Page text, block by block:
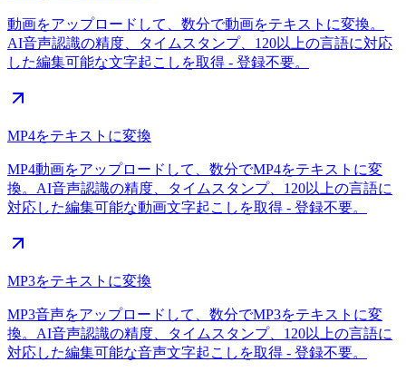
動画をアップロードして、数分で動画をテキストに変換。
AI音声認識の精度、タイムスタンプ、120以上の言語に対応
した編集可能な文字起こしを取得 - 登録不要。
MP4をテキストに変換
MP4動画をアップロードして、数分でMP4をテキストに変
換。AI音声認識の精度、タイムスタンプ、120以上の言語に
対応した編集可能な動画文字起こしを取得 - 登録不要。
MP3をテキストに変換
MP3音声をアップロードして、数分でMP3をテキストに変
換。AI音声認識の精度、タイムスタンプ、120以上の言語に
対応した編集可能な音声文字起こしを取得 - 登録不要。